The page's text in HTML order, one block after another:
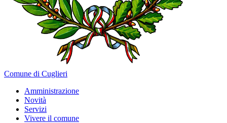
Comune di Cuglieri
Amministrazione
Novità
Servizi
Vivere il comune